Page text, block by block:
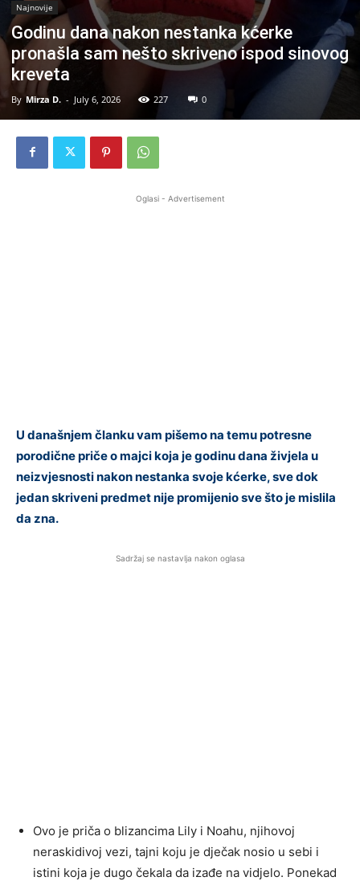
Najnovije
Godinu dana nakon nestanka kćerke
pronašla sam nešto skriveno ispod sinovog
kreveta
By Mirza D. - July 6, 2026 227 0
Oglasi - Advertisement
U današnjem članku vam pišemo na temu potresne
porodične priče o majci koja je godinu dana živjela u
neizvjesnosti nakon nestanka svoje kćerke, sve dok
jedan skriveni predmet nije promijenio sve što je mislila
da zna.
Sadržaj se nastavlja nakon oglasa
Ovo je priča o blizancima Lily i Noahu, njihovoj
neraskidivoj vezi, tajni koju je dječak nosio u sebi i
istini koja je dugo čekala da izađe na vidjelo. Ponekad